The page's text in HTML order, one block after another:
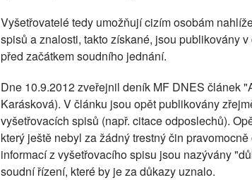
Vyšetřovatelé tedy umožňují cizím osobám
spisů a znalosti, takto získané, jsou publikovány
před začátkem soudního jednání.
Dne 10.9.2012 zveřejnil deník MF DNES článek
Karásková). V článku jsou opět publikovány
vyšetřovacích spisů (např. citace odposlechů).
který ještě nebyl za žádný trestný čin
informací z vyšetřovacího spisu jsou nazývány
soudní řízení, které by je za důkazy uznalo.